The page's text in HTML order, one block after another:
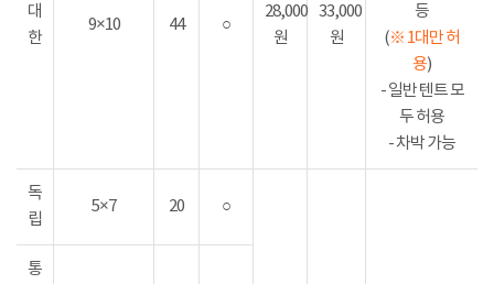
대
한
9×10 44 ○
28,000
원
33,000
원
등
(※ 1대만 허
용)
- 일반 텐트 모
두 허용
- 차박 가능
독
립
5×7 20 ○
통